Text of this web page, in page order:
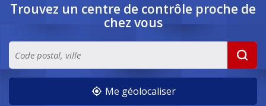
Trouvez un centre de contrôle proche de
chez vous
Me géolocaliser